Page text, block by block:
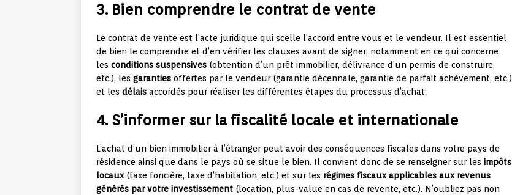
3. Bien comprendre le contrat de vente
Le contrat de vente est l’acte juridique qui scelle l’accord entre vous et le vendeur. Il est essentiel
de bien le comprendre et d’en vérifier les clauses avant de signer, notamment en ce qui concerne
les conditions suspensives (obtention d’un prêt immobilier, délivrance d’un permis de construire,
etc.), les garanties offertes par le vendeur (garantie décennale, garantie de parfait achèvement, etc.)
et les délais accordés pour réaliser les différentes étapes du processus d’achat.
4. S’informer sur la fiscalité locale et internationale
L’achat d’un bien immobilier à l’étranger peut avoir des conséquences fiscales dans votre pays de
résidence ainsi que dans le pays où se situe le bien. Il convient donc de se renseigner sur les impôts
locaux(taxe foncière, taxe d’habitation, etc.) et sur les régimes fiscaux applicables aux revenus
générés par votre investissement (location, plus-value en cas de revente, etc.). N’oubliez pas non